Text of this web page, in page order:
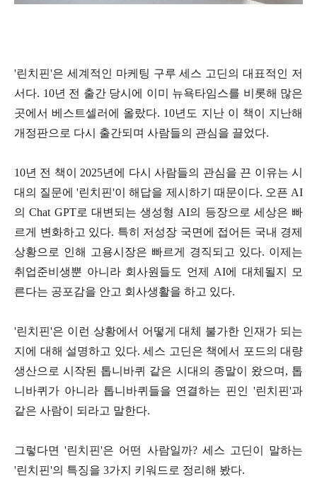
'린치핀'은 세계적인 마케팅 구루 세스 고딘의 대표적인 저
서다. 10년 전 출간 당시에 이미 뉴욕타임스를 비롯해 많은
곳에서 베스트셀러에 올랐다. 10년도 지난 이 책이 지난해
개정판으로 다시 출간되며 사람들의 관심을 끌었다.
10년 전 책이 2025년에 다시 사람들의 관심을 끈 이유는 시
대의 질문에 '린치핀'이 해답을 제시하기 때문이다. 오픈 AI
의 Chat GPT로 대변되는 생성형 AI의 등장으로 세상은 빠
르게 변화하고 있다. 특히 저성장 국면에 접어든 국내 경제
상황으로 인해 고용시장은 빠르게 경직되고 있다. 이제는
취업준비생뿐 아니라 회사원들도 언제 AI에 대체될지 모
른다는 공포감을 안고 회사생활을 하고 있다.
'린치핀'은 이런 상황에서 어떻게 대체 불가한 인재가 되는
지에 대해 설명하고 있다. 세스 고딘은 책에서 포드의 대량
생산으로 시작된 톱니바퀴 같은 시대의 종말이 왔으며, 톱
니바퀴가 아니라 톱니바퀴들을 연결하는 핀인 '린치핀'과
같은 사람이 되라고 말한다.
그렇다면 '린치핀'은 어떤 사람일까? 세스 고딘이 말하는
'린치핀'의 특징을 3가지 키워드로 정리해 봤다.